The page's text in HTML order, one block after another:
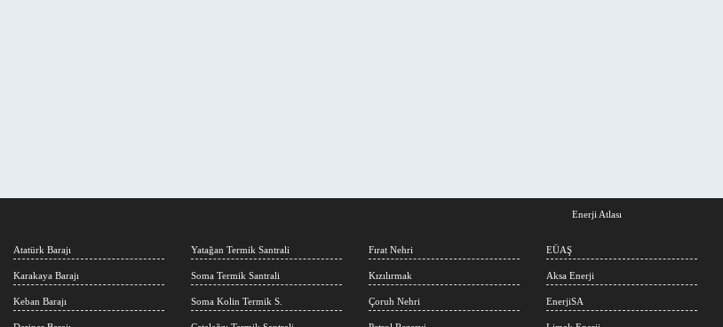
Enerji Atlası
Atatürk Barajı
Karakaya Barajı
Keban Barajı
Yatağan Termik Santrali
Soma Termik Santrali
Soma Kolin Termik S.
Fırat Nehri
Kızılırmak
Çoruh Nehri
EÜAŞ
Aksa Enerji
EnerjiSA